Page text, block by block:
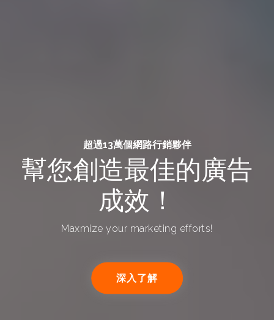
超過13萬個網路行銷夥伴
幫您創造最佳的廣告
成效！
Maxmize your marketing efforts!
深入了解